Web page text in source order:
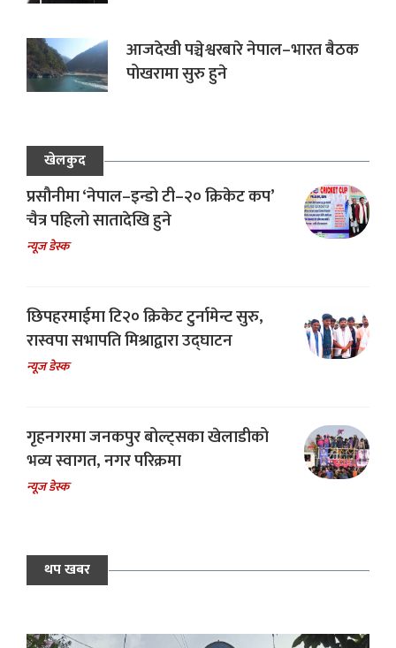
आजदेखी पञ्चेश्वरबारे नेपाल–भारत बैठक
पोखरामा सुरु हुने
खेलकुद
प्रसौनीमा ‘नेपाल–इन्डो टी–२० क्रिकेट कप’
चैत्र पहिलो सातादेखि हुने
न्यूज डेस्क
छिपहरमाईमा टि२० क्रिकेट टुर्नामेन्ट सुरु,
रास्वपा सभापति मिश्राद्वारा उद्घाटन
न्यूज डेस्क
गृहनगरमा जनकपुर बोल्ट्सका खेलाडीको
भव्य स्वागत, नगर परिक्रमा
न्यूज डेस्क
थप खबर